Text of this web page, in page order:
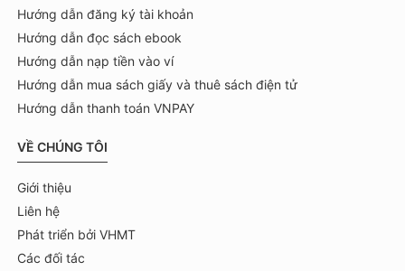
Hướng dẫn đăng ký tài khoản
Hướng dẫn đọc sách ebook
Hướng dẫn nạp tiền vào ví
Hướng dẫn mua sách giấy và thuê sách điện tử
Hướng dẫn thanh toán VNPAY
VỀ CHÚNG TÔI
Giới thiệu
Liên hệ
Phát triển bởi VHMT
Các đối tác